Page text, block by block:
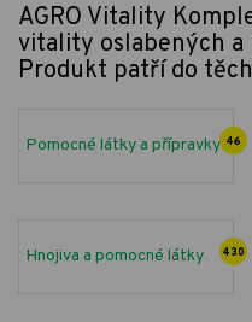
AGRO Vitality
vitality oslabených
Produkt patří do
Pomocné látky a přípravky 46
Hnojiva a pomocné látky 430